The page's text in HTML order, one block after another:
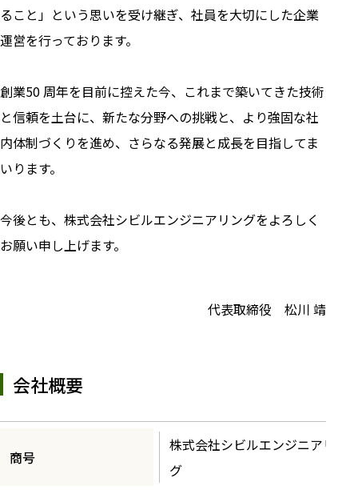
ること」という思いを受け継ぎ、社員を大切にした企業
運営を行っております。
創業50 周年を目前に控えた今、これまで築いてきた技術
と信頼を土台に、新たな分野への挑戦と、より強固な社
内体制づくりを進め、さらなる発展と成長を目指してま
いります。
今後とも、株式会社シビルエンジニアリングをよろしく
お願い申し上げます。
代表取締役 松川 靖
会社概要
商号
株式会社シビルエンジニアリン
グ